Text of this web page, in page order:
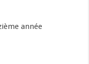
année